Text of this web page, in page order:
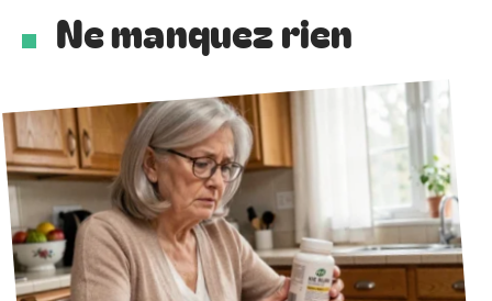
Ne manquez rien